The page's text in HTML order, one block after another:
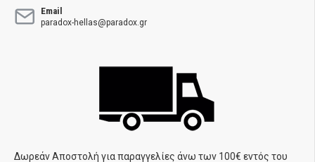
Email
paradox-hellas@paradox.gr
Δωρεάν Αποστολή για παραγγελίες άνω των 100€ εντός του